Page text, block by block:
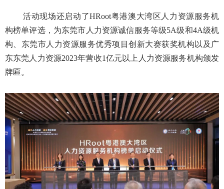
活动现场还启动了HRoot粤港澳大湾区人力资源服务机
构榜单评选，为东莞市人力资源诚信服务等级5A级和4A级机
构、东莞市人力资源服务优秀项目创新大赛获奖机构以及广
东东莞人力资源2023年营收1亿元以上人力资源服务机构颁发
牌匾。